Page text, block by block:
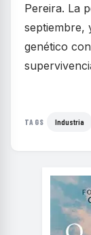
Pereira. La
septiembre,
genético
TAGS Industria